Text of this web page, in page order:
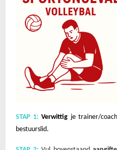
STAP 1:Verwittig je trainer/
bestuurslid.